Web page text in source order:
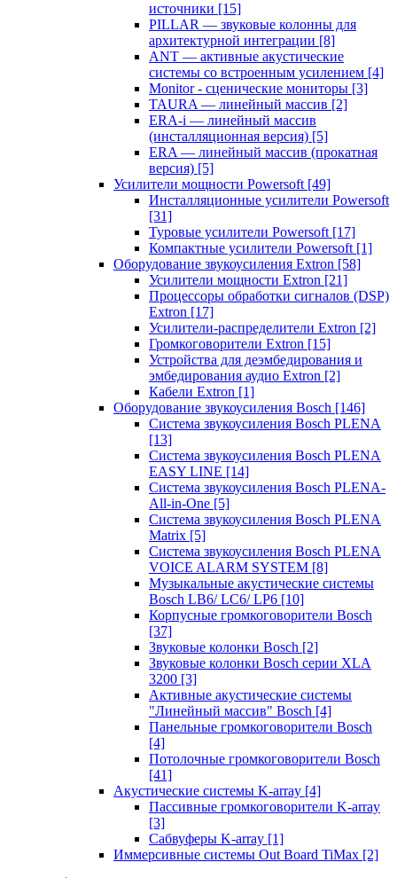
источники [15]
PILLAR — звуковые колонны для
архитектурной интеграции [8]
ANT — активные акустические
системы со встроенным усилением [4]
Monitor - сценические мониторы [3]
TAURA — линейный массив [2]
ERA-i — линейный массив
(инсталляционная версия) [5]
ERA — линейный массив (прокатная
версия) [5]
Усилители мощности Powersoft [49]
Инсталляционные усилители Powersoft
[31]
Туровые усилители Powersoft [17]
Компактные усилители Powersoft [1]
Оборудование звукоусиления Extron [58]
Усилители мощности Extron [21]
Процессоры обработки сигналов (DSP)
Extron [17]
Усилители-распределители Extron [2]
Громкоговорители Extron [15]
Устройства для деэмбедирования и
эмбедирования аудио Extron [2]
Кабели Extron [1]
Оборудование звукоусиления Bosch [146]
Система звукоусиления Bosch PLENA
[13]
Система звукоусиления Bosch PLENA
EASY LINE [14]
Система звукоусиления Bosch PLENA-
All-in-One [5]
Система звукоусиления Bosch PLENA
Matrix [5]
Система звукоусиления Bosch PLENA
VOICE ALARM SYSTEM [8]
Музыкальные акустические системы
Bosch LB6/ LC6/ LP6 [10]
Корпусные громкоговорители Bosch
[37]
Звуковые колонки Bosch [2]
Звуковые колонки Bosch серии XLA
3200 [3]
Активные акустические системы
"Линейный массив" Bosch [4]
Панельные громкоговорители Bosch
[4]
Потолочные громкоговорители Bosch
[41]
Акустические системы K-array [4]
Пассивные громкоговорители K-array
[3]
Сабвуферы K-array [1]
Иммерсивные системы Out Board TiMax [2]